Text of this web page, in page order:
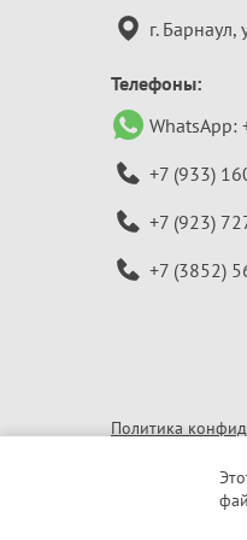
г. Барнаул,
Телефоны:
WhatsApp:
+7 (933)
+7 (923)
+7 (3852)
Политика